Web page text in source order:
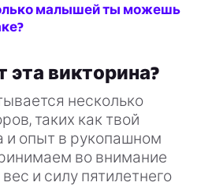
малышей ты можешь
эта викторина?
несколько
таких как твой
и опыт в рукопашном
во внимание
и силу пятилетнего